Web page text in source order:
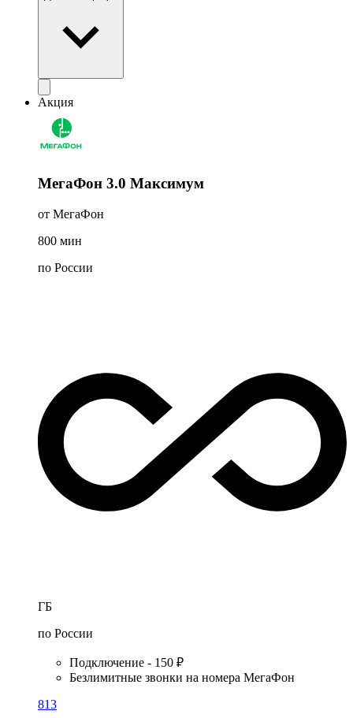
Акция
МегаФон 3.0 Максимум
от МегаФон
800 мин
по России
ГБ
по России
Подключение - 150 ₽
Безлимитные звонки на номера МегаФон
813